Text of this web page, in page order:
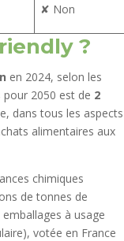
✘ Non
?
en 2024, selon les
pour 2050 est de 2
dans tous les aspects
alimentaires aux
chimiques
de tonnes de
à usage
votée en France